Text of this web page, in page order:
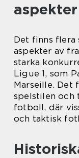
Det finns flera
aspekter av
starka
Ligue 1, som
Marseille. Det
spelstilen och
fotboll, där
och taktisk